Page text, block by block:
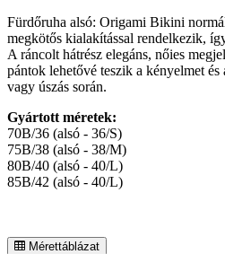
Fürdőruha alsó: Origami Bikini
megkötős kialakítással rendelkezik,
A ráncolt hátrész elegáns, nőies
pántok lehetővé teszik a kényelmet és
vagy úszás során.
Gyártott méretek:
70B/36 (alsó - 36/S)
75B/38 (alsó - 38/M)
80B/40 (alsó - 40/L)
85B/42 (alsó - 40/L)
Mérettáblázat